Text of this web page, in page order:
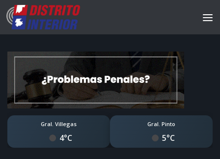
Gral. Villegas
4°C
Gral. Pinto
5°C